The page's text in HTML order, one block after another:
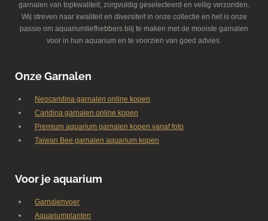
garnalen van topkwaliteit, zorgvuldig geselecteerd en veilig verzonden.
Wij streven naar kwaliteit en diversiteit in onze collectie en het is onze
passie om aquariumliefhebbers blij te maken met de mooiste garnalen
voor in hun aquarium en te voorzien van goed advies.
Onze Garnalen
Neocaridina garnalen online kopen
Caridina garnalen online kopen
Premium aquarium garnalen kopen vanaf foto
Taiwan Bee garnalen aquarium kopen
Voor je aquarium
Garnalenvoer
Aquariumplanten